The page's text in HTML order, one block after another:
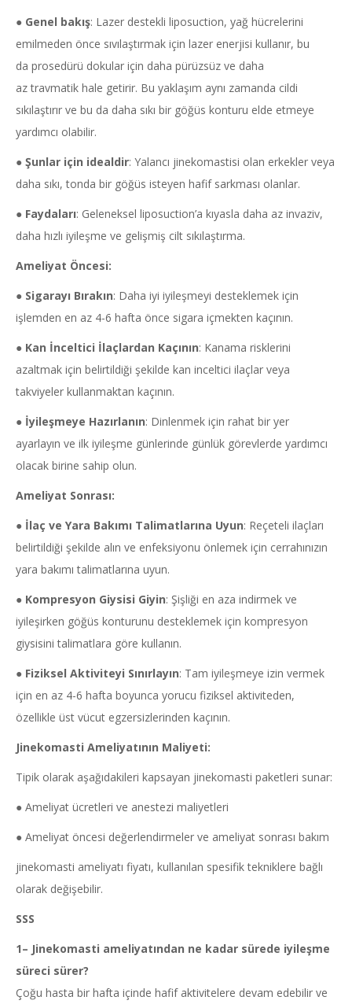
● Genel bakış: Lazer destekli liposuction, yağ hücrelerini
emilmeden önce sıvılaştırmak için lazer enerjisi kullanır, bu
da prosedürü dokular için daha pürüzsüz ve daha
az travmatik hale getirir. Bu yaklaşım aynı zamanda cildi
sıkılaştırır ve bu da daha sıkı bir göğüs konturu elde etmeye
yardımcı olabilir.
● Şunlar için idealdir: Yalancı jinekomastisi olan erkekler veya
daha sıkı, tonda bir göğüs isteyen hafif sarkması olanlar.
● Faydaları: Geleneksel liposuction’a kıyasla daha az invaziv,
daha hızlı iyileşme ve gelişmiş cilt sıkılaştırma.
Ameliyat Öncesi:
● Sigarayı Bırakın: Daha iyi iyileşmeyi desteklemek için
işlemden en az 4-6 hafta önce sigara içmekten kaçının.
● Kan İnceltici İlaçlardan Kaçının: Kanama risklerini
azaltmak için belirtildiği şekilde kan inceltici ilaçlar veya
takviyeler kullanmaktan kaçının.
● İyileşmeye Hazırlanın: Dinlenmek için rahat bir yer
ayarlayın ve ilk iyileşme günlerinde günlük görevlerde yardımcı
olacak birine sahip olun.
Ameliyat Sonrası:
● İlaç ve Yara Bakımı Talimatlarına Uyun: Reçeteli ilaçları
belirtildiği şekilde alın ve enfeksiyonu önlemek için cerrahınızın
yara bakımı talimatlarına uyun.
● Kompresyon Giysisi Giyin: Şişliği en aza indirmek ve
iyileşirken göğüs konturunu desteklemek için kompresyon
giysisini talimatlara göre kullanın.
● Fiziksel Aktiviteyi Sınırlayın: Tam iyileşmeye izin vermek
için en az 4-6 hafta boyunca yorucu fiziksel aktiviteden,
özellikle üst vücut egzersizlerinden kaçının.
Jinekomasti Ameliyatının Maliyeti:
Tipik olarak aşağıdakileri kapsayan jinekomasti paketleri sunar:
● Ameliyat ücretleri ve anestezi maliyetleri
● Ameliyat öncesi değerlendirmeler ve ameliyat sonrası bakım
jinekomasti ameliyatı fiyatı, kullanılan spesifik tekniklere bağlı
olarak değişebilir.
SSS
1– Jinekomasti ameliyatından ne kadar sürede iyileşme
süreci sürer?
Çoğu hasta bir hafta içinde hafif aktivitelere devam edebilir ve